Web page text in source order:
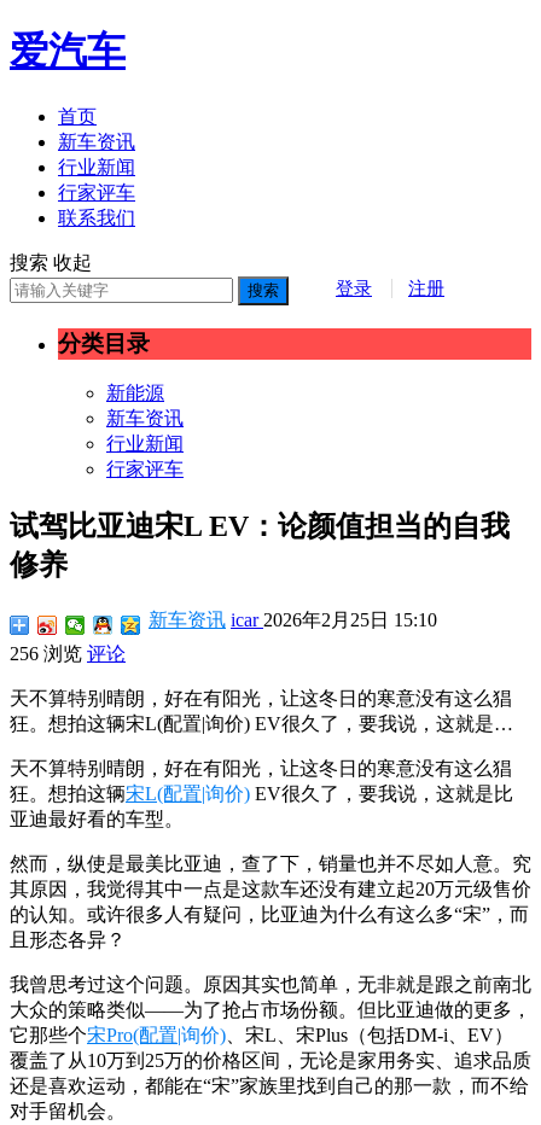
爱汽车
首页
新车资讯
行业新闻
行家评车
联系我们
登录 注册
搜索 收起
搜索
分类目录
新能源
新车资讯
行业新闻
行家评车
试驾比亚迪宋L EV：论颜值担当的自我
修养
新车资讯 icar 2026年2月25日 15:10
256 浏览 评论
天不算特别晴朗，好在有阳光，让这冬日的寒意没有这么猖
狂。想拍这辆宋L(配置|询价) EV很久了，要我说，这就是…
天不算特别晴朗，好在有阳光，让这冬日的寒意没有这么猖
狂。想拍这辆宋L(配置|询价) EV很久了，要我说，这就是比
亚迪最好看的车型。
然而，纵使是最美比亚迪，查了下，销量也并不尽如人意。究
其原因，我觉得其中一点是这款车还没有建立起20万元级售价
的认知。或许很多人有疑问，比亚迪为什么有这么多“宋”，而
且形态各异？
我曾思考过这个问题。原因其实也简单，无非就是跟之前南北
大众的策略类似——为了抢占市场份额。但比亚迪做的更多，
它那些个宋Pro(配置|询价) 、宋L、宋Plus（包括DM-i、EV）
覆盖了从10万到25万的价格区间，无论是家用务实、追求品质
还是喜欢运动，都能在“宋”家族里找到自己的那一款，而不给
对手留机会。